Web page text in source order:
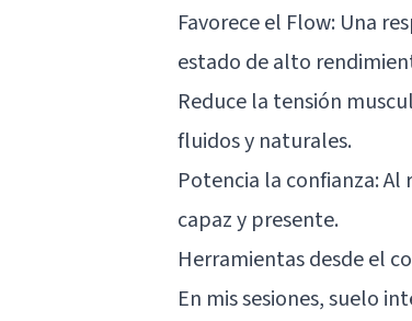
Favorece el Flow: Una
estado de alto
Reduce la tensión
fluidos y naturales.
Potencia la confianza:
capaz y presente.
Herramientas desde el
En mis sesiones, suelo